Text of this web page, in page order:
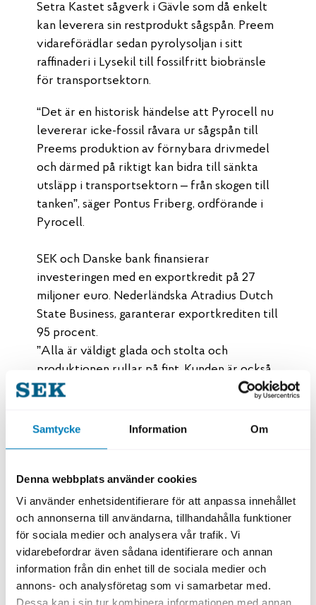
Samtycke Information Om
Denna webbplats använder cookies
Vi använder enhetsidentifierare för att anpassa innehållet
och annonserna till användarna, tillhandahålla funktioner
för sociala medier och analysera vår trafik. Vi
vidarebefordrar även sådana identifierare och annan
information från din enhet till de sociala medier och
annons- och analysföretag som vi samarbetar med.
Setra Kastet sågverk i Gävle som då enkelt
kan leverera sin restprodukt sågspån. Preem
vidareförädlar sedan pyrolysoljan i sitt
raffinaderi i Lysekil till fossilfritt biobränsle
för transportsektorn.
“Det är en historisk händelse att Pyrocell nu
levererar icke-fossil råvara ur sågspån till
Preems produktion av förnybara drivmedel
och därmed på riktigt kan bidra till sänkta
utsläpp i transportsektorn – från skogen till
tanken”, säger Pontus Friberg, ordförande i
Pyrocell.
SEK och Danske bank finansierar
investeringen med en exportkredit på 27
miljoner euro. Nederländska Atradius Dutch
State Business, garanterar exportkrediten till
95 procent.
”Alla är väldigt glada och stolta och
produktionen rullar på fint. Kunden är också
nöjd med supporten från oss finansiärer SEK
Atradius”, säger Anna Karin Ljung,
Pyrolysolja kan användas för att ersätta
fossil olja, till exempel i värmepannor inom
energisektorn och i industrin mer allmänt.
Det kan även användas som råvara i kemisk
tillverkning eller, som i fallet med Pyrocell,
för att producera biobränslen, vilket kommer
att spela en betydande roll i omställningen